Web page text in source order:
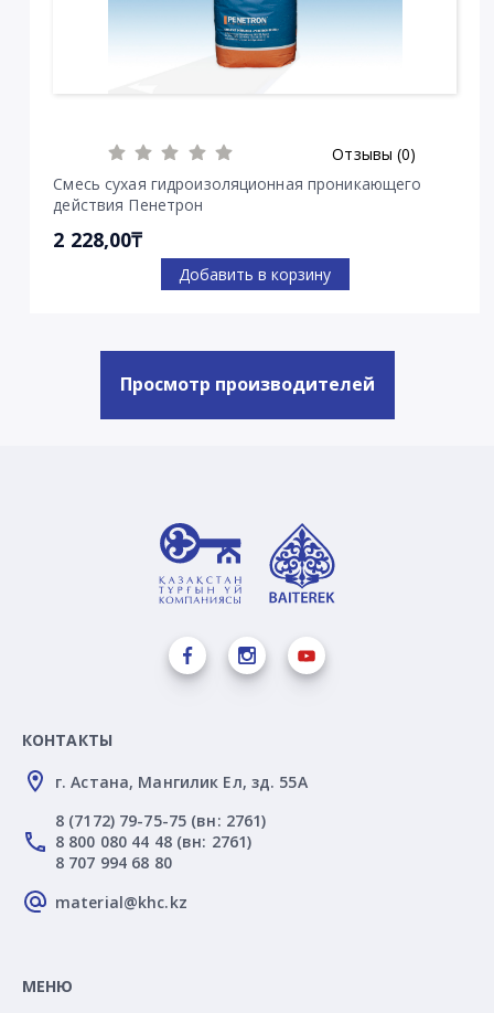
Отзывы (0)
Смесь сухая гидроизоляционная проникающего
действия Пенетрон
2 228,00₸
Добавить в корзину
Просмотр производителей
КОНТАКТЫ
г. Астана, Мангилик Ел, зд. 55А
8 (7172) 79-75-75 (вн: 2761)
8 800 080 44 48 (вн: 2761)
8 707 994 68 80
material@khc.kz
МЕНЮ